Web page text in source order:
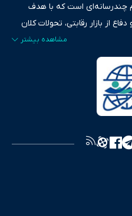
چندرسانه‌ای است که با هدف
از بازار رقابتی، تحولات کلان
پادکست، متن و گزارش‌های تحلیلی
دقیق و قابل اعتماد، فراتر از
کارکردهای بازارهای مالی،
می‌پردازد. اکوایران با پایبندی
برای انعکاس آراء متنوع
دهد. ما در اکوایران با
و در کنار تحلیل آمارها،
بر اقتصاد را با رویکردی